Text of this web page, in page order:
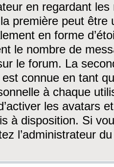
en regardant
première peut être
en forme
le nombre de
le forum. La
connue en tant
à chaque
les avatars
à disposition. Si
l’administrateur